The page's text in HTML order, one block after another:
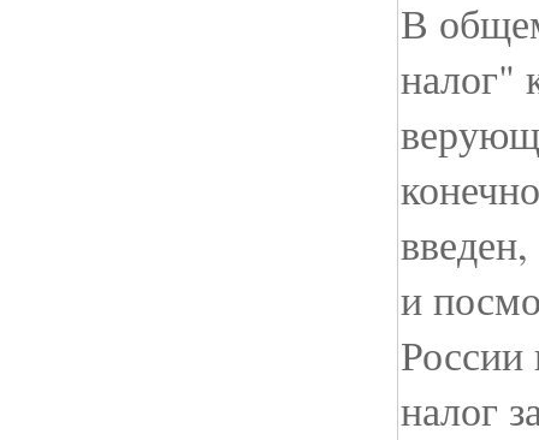
В
налог"
и
России
налог